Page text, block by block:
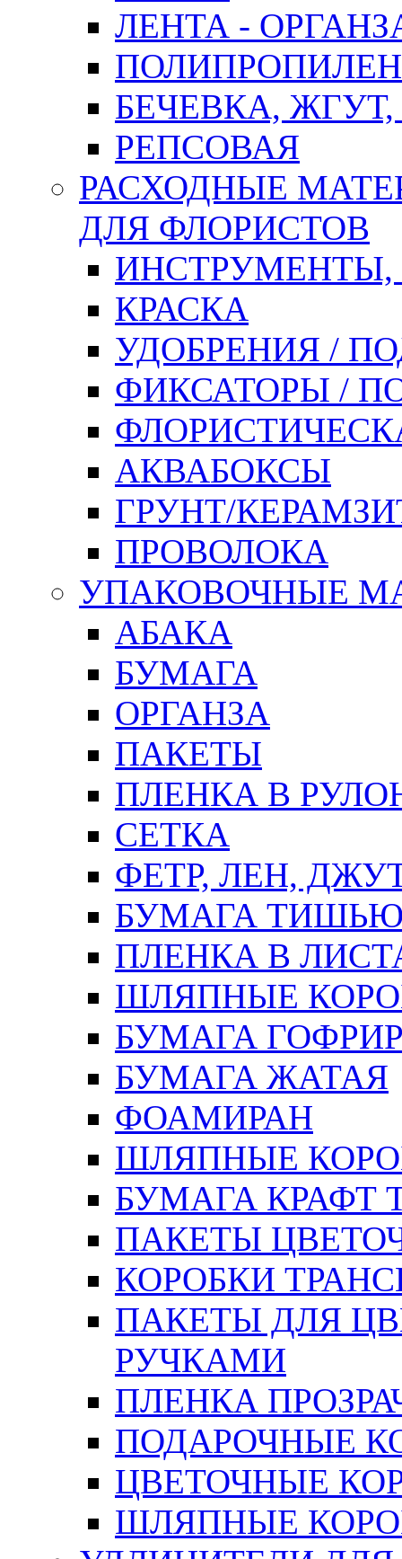
ЛЕНТА -
БЕЧЕВКА,
РЕПСОВАЯ
РАСХОДНЫЕ
ДЛЯ ФЛОРИСТОВ
ИНСТРУМЕНТЫ,
КРАСКА
УДОБРЕНИЯ /
ФИКСАТОРЫ /
АКВАБОКСЫ
ГРУНТ/
ПРОВОЛОКА
УПАКОВОЧНЫЕ
АБАКА
БУМАГА
ОРГАНЗА
ПАКЕТЫ
ПЛЕНКА В
СЕТКА
ФЕТР, ЛЕН,
БУМАГА
ПЛЕНКА В
ШЛЯПНЫЕ
БУМАГА
БУМАГА ЖАТАЯ
ФОАМИРАН
ШЛЯПНЫЕ
БУМАГА КРАФТ
ПАКЕТЫ
КОРОБКИ
ПАКЕТЫ ДЛЯ
РУЧКАМИ
ПЛЕНКА
ПОДАРОЧНЫЕ
ЦВЕТОЧНЫЕ
ШЛЯПНЫЕ